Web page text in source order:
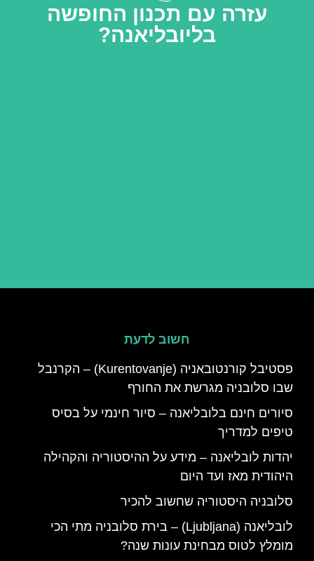
עזרה עם תכנון החופשה
בליובליאנה?
חשוב לדעת
פסטיבל קורנטובאניה (Kurentovanje) – הקרנבל
שבו סלובניה מגרשת את החורף
סיורים חינם בלובליאנה – סיור חינמי על בסיס
טיפים למדריך
יהדות לובליאנה – מידע על ההיסטוריה והקהילה
היהודית מאז ועד היום
סלובניה היסטוריה שחשוב להכיר
לובליאנה (Ljubljana) – בירת סלובניה מתי הכי
מומלץ לטוס מבחינת עונות שנה?